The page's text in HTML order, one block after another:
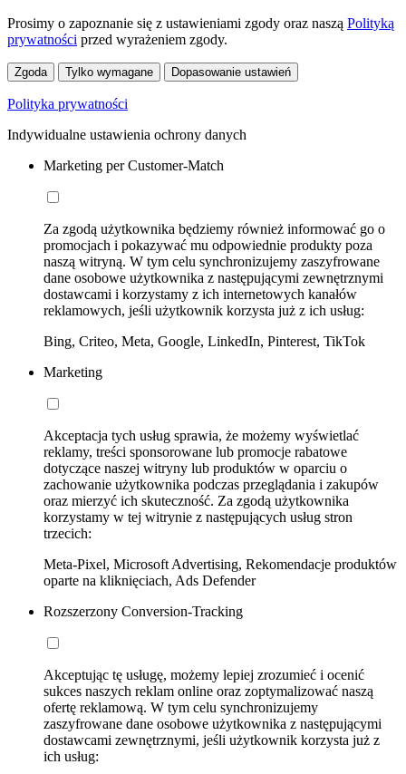
Prosimy o zapoznanie się z ustawieniami zgody oraz naszą Polityką
prywatności przed wyrażeniem zgody.
Zgoda Tylko wymagane Dopasowanie ustawień
Polityka prywatności
Indywidualne ustawienia ochrony danych
Marketing per Customer-Match
Za zgodą użytkownika będziemy również informować go o
promocjach i pokazywać mu odpowiednie produkty poza
naszą witryną. W tym celu synchronizujemy zaszyfrowane
dane osobowe użytkownika z następującymi zewnętrznymi
dostawcami i korzystamy z ich internetowych kanałów
reklamowych, jeśli użytkownik korzysta już z ich usług:
Bing, Criteo, Meta, Google, LinkedIn, Pinterest, TikTok
Marketing
Akceptacja tych usług sprawia, że możemy wyświetlać
reklamy, treści sponsorowane lub promocje rabatowe
dotyczące naszej witryny lub produktów w oparciu o
zachowanie użytkownika podczas przeglądania i zakupów
oraz mierzyć ich skuteczność. Za zgodą użytkownika
korzystamy w tej witrynie z następujących usług stron
trzecich:
Meta-Pixel, Microsoft Advertising, Rekomendacje produktów
oparte na kliknięciach, Ads Defender
Rozszerzony Conversion-Tracking
Akceptując tę usługę, możemy lepiej zrozumieć i ocenić
sukces naszych reklam online oraz zoptymalizować naszą
ofertę reklamową. W tym celu synchronizujemy
zaszyfrowane dane osobowe użytkownika z następującymi
dostawcami zewnętrznymi, jeśli użytkownik korzysta już z
ich usług: